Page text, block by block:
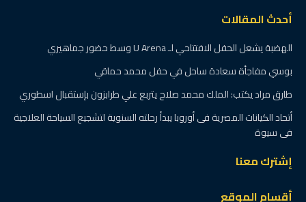
أحدث المقالات
الهضبة يشعل الحفل الافتتاحي لـ U Arena وسط حضور جماهيري
بوسي مفاجأة سعادة ساحل في حفل محمد حماقي
طارق مراد يكتب: الملك محمد صلاح يتربع علي طرابزون بإستقبال اسطوري
أتحاد الكيانات المصرية فى أوروبا يبدأ رحلته السنوية لتشجيع السياحة العلاجية
فى سيوة
إشترك معنا
أقسام الموقع